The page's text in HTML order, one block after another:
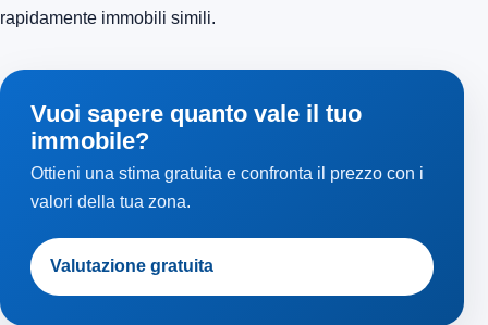
rapidamente immobili simili.
Vuoi sapere quanto vale il tuo
immobile?
Ottieni una stima gratuita e confronta il prezzo con i
valori della tua zona.
Valutazione gratuita